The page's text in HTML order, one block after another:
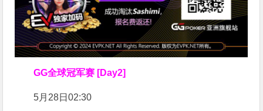
GG全球冠军赛 [Day2]
5月28日02:30